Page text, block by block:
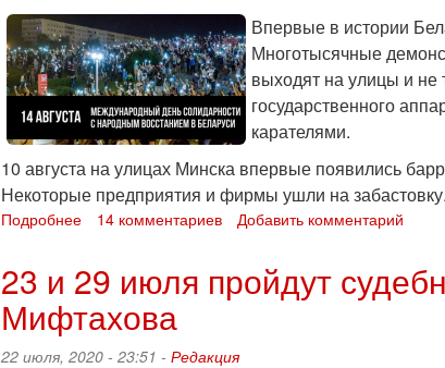
Впервые в истории
Многотысячные
выходят на улицы и не
государственного
карателями.
10 августа на улицах Минска впервые появились
Некоторые предприятия и фирмы ушли на забастовку.
Подробнее
солидарности
восстанием
против
14 комментариев Добавить комментарий
23 и 29 июля пройдут
Мифтахова
22 июля, 2020 - 23:51 - Редакция